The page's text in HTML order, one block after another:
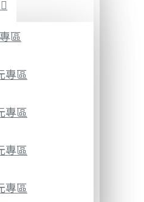
區
專區
專區
專區
專區